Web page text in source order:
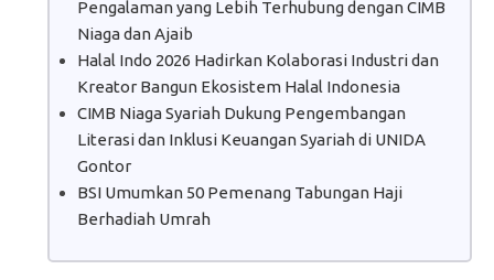
Pengalaman yang Lebih Terhubung dengan CIMB
Niaga dan Ajaib
Halal Indo 2026 Hadirkan Kolaborasi Industri dan
Kreator Bangun Ekosistem Halal Indonesia
CIMB Niaga Syariah Dukung Pengembangan
Literasi dan Inklusi Keuangan Syariah di UNIDA
Gontor
BSI Umumkan 50 Pemenang Tabungan Haji
Berhadiah Umrah